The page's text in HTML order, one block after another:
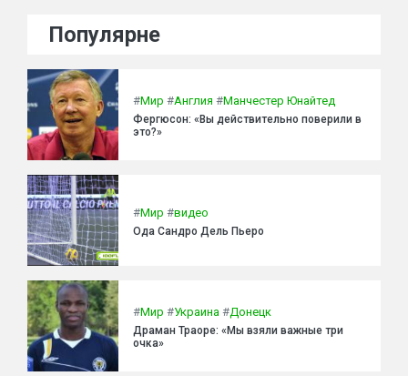
Популярне
#Мир #Англия #Манчестер Юнайтед
Фергюсон: «Вы действительно поверили в
это?»
#Мир #видео
Ода Сандро Дель Пьеро
#Мир #Украина #Донецк
Драман Траоре: «Мы взяли важные три
очка»